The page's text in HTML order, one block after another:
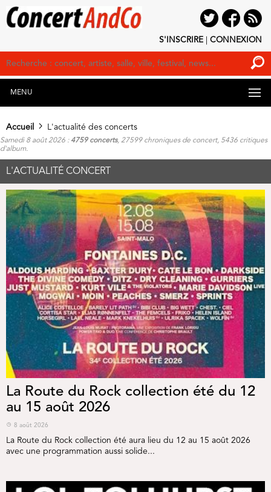
S'INSCRIRE CONNEXION
MENU
Accueil L'actualité des concerts
Samedi 8 août 2026 : 4759 concerts, 27599 chroniques de concert, 5436 critiques
d'album.
L'ACTUALITÉ CONCERT
La Route du Rock collection été du 12
au 15 août 2026
8 août 2026
La Route du Rock collection été aura lieu du 12 au 15 août 2026
avec une programmation aussi solide...